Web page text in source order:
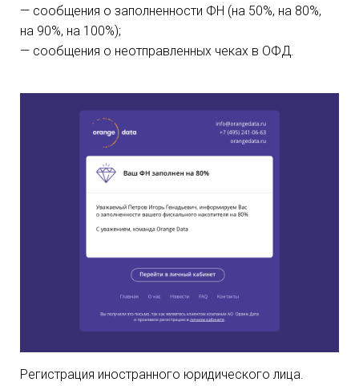
— сообщения о заполненности ФН (на 50%, на 80%,
на 90%, на 100%);
— сообщения о неотправленных чеках в ОФД.
Регистрация иностранного юридического лица.